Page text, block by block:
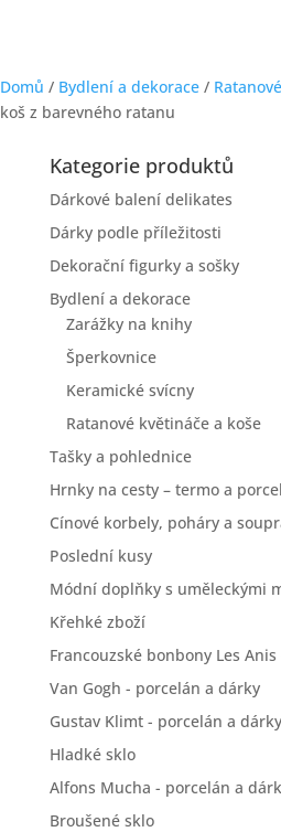
Domů / Bydlení a dekorace /
koš z barevného ratanu
Kategorie produktů
Dárkové balení delikates
Dárky podle příležitosti
Dekorační figurky a sošky
Bydlení a dekorace
Zarážky na knihy
Šperkovnice
Keramické svícny
Ratanové květináče a koše
Tašky a pohlednice
Hrnky na cesty – termo a
Cínové korbely, poháry a
Poslední kusy
Módní doplňky s uměleckými
Křehké zboží
Francouzské bonbony Les
Van Gogh - porcelán a dárky
Gustav Klimt - porcelán a dárky
Hladké sklo
Alfons Mucha - porcelán a
Broušené sklo